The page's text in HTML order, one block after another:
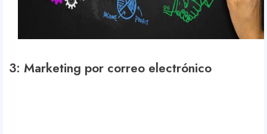
3: Marketing por correo electrónico